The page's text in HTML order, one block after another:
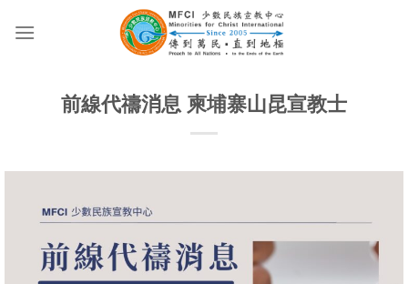
前線代禱消息 柬埔寨山昆宣教士